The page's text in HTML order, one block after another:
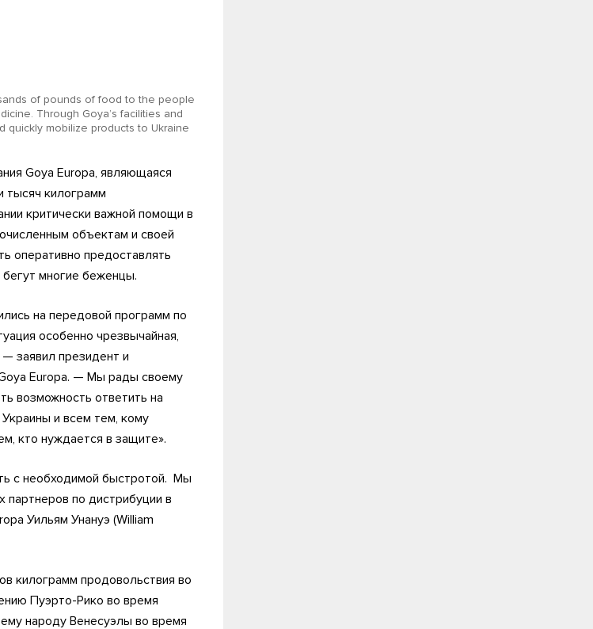
of pounds of food to the people
Through Goya’s facilities and
quickly mobilize products to Ukraine
Goya Europa, являющаяся
тысяч килограмм
критически важной помощи в
объектам и своей
оперативно предоставлять
многие беженцы.
на передовой программ по
особенно чрезвычайная,
заявил президент и
Europa. — Мы рады своему
возможность ответить на
и всем тем, кому
кто нуждается в защите».
с необходимой быстротой. Мы
партнеров по дистрибуции в
Уильям Унануэ (William
килограмм продовольствия во
Пуэрто-Рико во время
народу Венесуэлы во время